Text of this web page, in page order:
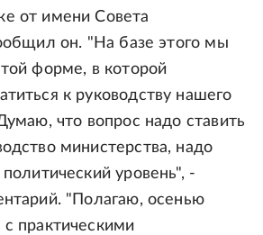
от имени Совета
он. "На базе этого мы
форме, в которой
к руководству нашего
что вопрос надо ставить
министерства, надо
уровень", -
"Полагаю, осенью
практическими